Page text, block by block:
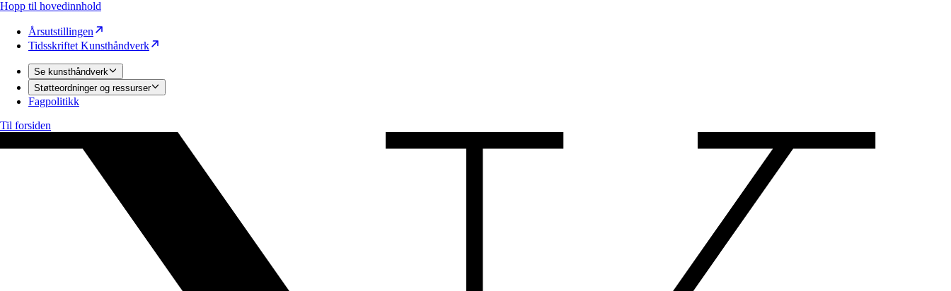
Hopp til hovedinnhold
Årsutstillingen
Tidsskriftet Kunsthåndverk
Se kunsthåndverk
Støtteordninger og ressurser
Fagpolitikk
Til forsiden